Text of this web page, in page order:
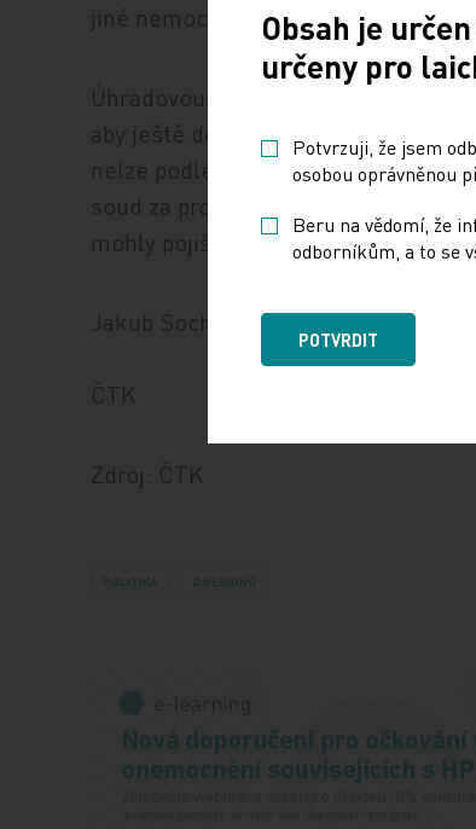
jiné nemocnici.
Úhradovou vyhlášku kritizuje
aby ještě do konce roku šlo do
nelze podle něj už změnit. Letošní
soud za protiústavní, nechal ji ale v
mohly pojišťovny ještě doúčtovat
Jakub Sochor
ČTK
Zdroj: ČTK
POLITIKA Z REGIONŮ
Obsah je
určeny pro
Potvrzuji, že jsem
osobou oprávněnou
Beru na vědomí, že
odborníkům, a to se
POTVRDIT